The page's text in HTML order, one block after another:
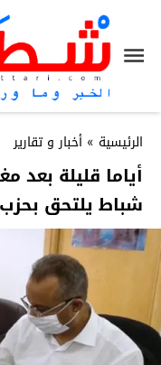
الرئيسية » أخبار و تقارير
أياما قليلة بعد
شباط يلتحق